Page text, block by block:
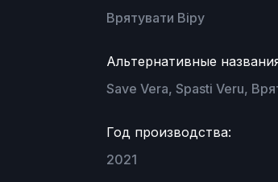
Врятувати Віру
Альтернативные
Save Vera, Spasti Veru,
Год производства:
2021